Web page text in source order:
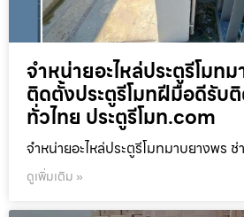
จำหน่ายอะไหล่ประตูรีโมท
ติดตั้งประตูรีโมทฝีมือดีรับ
ทั่วไทย ประตูรีโมท.com
จำหน่ายอะไหล่ประตูรีโมทมาบยางพร
ดูเพิ่มเติม »